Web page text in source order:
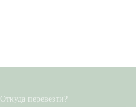
Откуда перевезти?